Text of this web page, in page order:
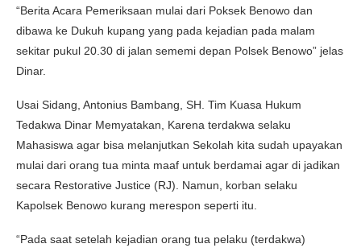
“Berita Acara Pemeriksaan mulai dari Poksek Benowo dan
dibawa ke Dukuh kupang yang pada kejadian pada malam
sekitar pukul 20.30 di jalan sememi depan Polsek Benowo” jelas
Dinar.
Usai Sidang, Antonius Bambang, SH. Tim Kuasa Hukum
Tedakwa Dinar Memyatakan, Karena terdakwa selaku
Mahasiswa agar bisa melanjutkan Sekolah kita sudah upayakan
mulai dari orang tua minta maaf untuk berdamai agar di jadikan
secara Restorative Justice (RJ). Namun, korban selaku
Kapolsek Benowo kurang merespon seperti itu.
“Pada saat setelah kejadian orang tua pelaku (terdakwa)